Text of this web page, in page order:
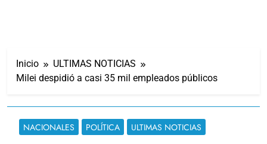
Inicio
ULTIMAS NOTICIAS
Milei despidió a casi 35 mil empleados públicos
NACIONALES POLÍTICA ULTIMAS NOTICIAS